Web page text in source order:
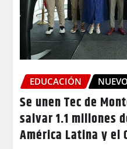
EDUCACIÓN
Se unen Tec de
salvar 1.1 millones
América Latina y el